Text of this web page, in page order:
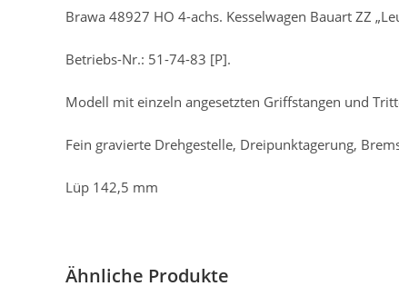
Brawa 48927 HO 4-achs. Kesselwagen Bauart ZZ
Betriebs-Nr.: 51-74-83 [P].
Modell mit einzeln angesetzten Griffstangen und
Fein gravierte Drehgestelle, Dreipunktagerung,
Lüp 142,5 mm
Ähnliche Produkte